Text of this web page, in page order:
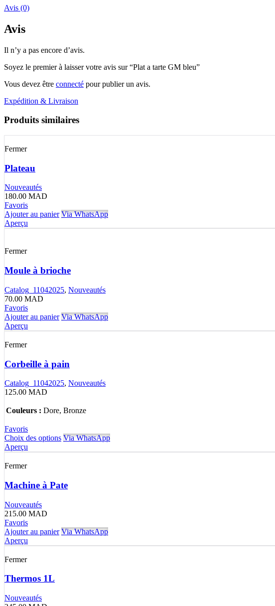
Avis (0)
Avis
Il n’y a pas encore d’avis.
Soyez le premier à laisser votre avis sur “Plat a tarte GM bleu”
Vous devez être connecté pour publier un avis.
Expédition & Livraison
Produits similaires
Fermer
Plateau
Nouveautés
180.00 MAD
Favoris
Ajouter au panier Via WhatsApp
Aperçu
Fermer
Moule à brioche
Catalog_11042025, Nouveautés
70.00 MAD
Favoris
Ajouter au panier Via WhatsApp
Aperçu
Fermer
Corbeille à pain
Catalog_11042025, Nouveautés
125.00 MAD
Couleurs : Dore, Bronze
Favoris
Choix des options Via WhatsApp
Aperçu
Fermer
Machine à Pate
Nouveautés
215.00 MAD
Favoris
Ajouter au panier Via WhatsApp
Aperçu
Fermer
Thermos 1L
Nouveautés